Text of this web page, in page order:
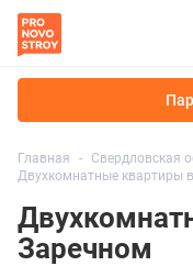
Главная Свердловская
Двухкомнатные квартиры
Заречном